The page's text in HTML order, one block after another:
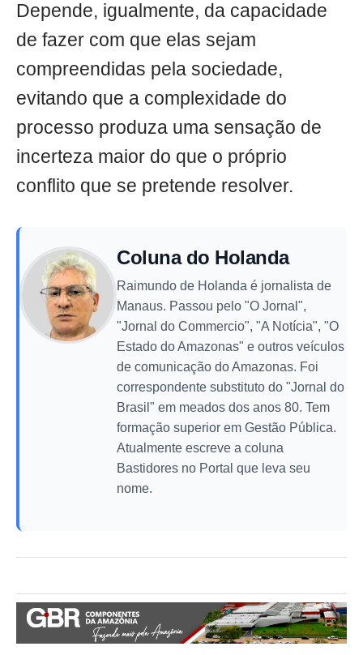
Depende, igualmente, da capacidade
de fazer com que elas sejam
compreendidas pela sociedade,
evitando que a complexidade do
processo produza uma sensação de
incerteza maior do que o próprio
conflito que se pretende resolver.
Coluna do Holanda
Raimundo de Holanda é jornalista de
Manaus. Passou pelo "O Jornal",
"Jornal do Commercio", "A Notícia", "O
Estado do Amazonas" e outros veículos
de comunicação do Amazonas. Foi
correspondente substituto do "Jornal do
Brasil" em meados dos anos 80. Tem
formação superior em Gestão Pública.
Atualmente escreve a coluna
Bastidores no Portal que leva seu
nome.